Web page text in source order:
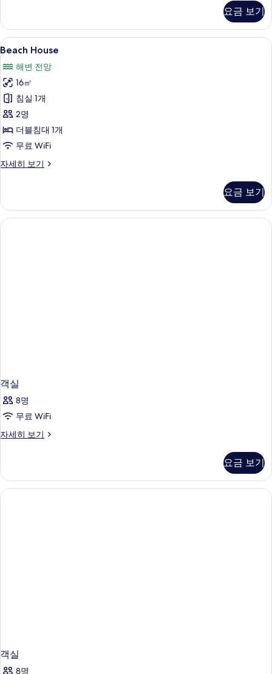
기
Beach
Front
자
히
보
기
요금 보기
Beach
House
사
진
모
두
보
기
Beach House | 미니바, 객실 내
7
Beach House
해변 전망
16㎡
침실 1개
2명
더블침대 1개
무료 WiFi
자세히 보기
Beach
히
보
기
요금 보기
객실
8명
무료 WiFi
자세히 보기
객
히
보
기
요금 보기
객실
8명